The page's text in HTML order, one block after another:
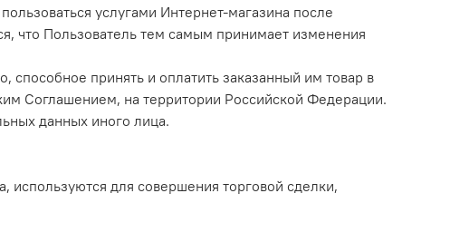
услугами Интернет-магазина после
что Пользователь тем самым принимает изменения
принять и оплатить заказанный им товар в
Соглашением, на территории Российской Федерации.
данных иного лица.
для совершения торговой сделки,